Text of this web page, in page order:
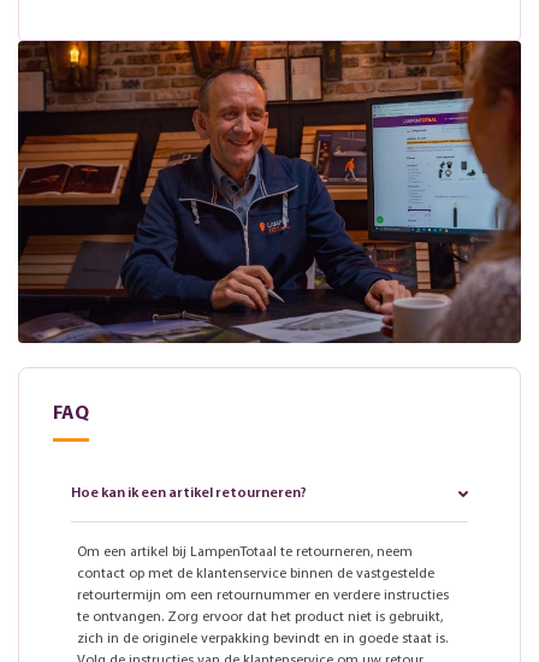
FAQ
Hoe kan ik een artikel retourneren?
Om een artikel bij LampenTotaal te retourneren, neem
contact op met de klantenservice binnen de vastgestelde
retourtermijn om een retournummer en verdere instructies
te ontvangen. Zorg ervoor dat het product niet is gebruikt,
zich in de originele verpakking bevindt en in goede staat is.